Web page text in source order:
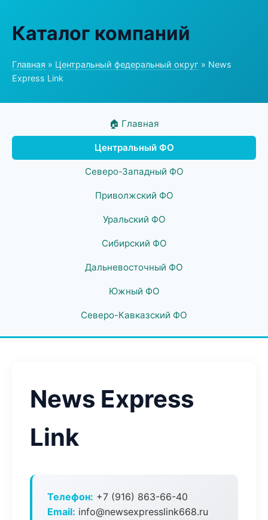
Каталог компаний
Главная » Центральный федеральный округ » News
Express Link
🏠 Главная
Центральный ФО
Северо-Западный ФО
Приволжский ФО
Уральский ФО
Сибирский ФО
Дальневосточный ФО
Южный ФО
Северо-Кавказский ФО
News Express
Link
Телефон: +7 (916) 863-66-40
Email: info@newsexpresslink668.ru